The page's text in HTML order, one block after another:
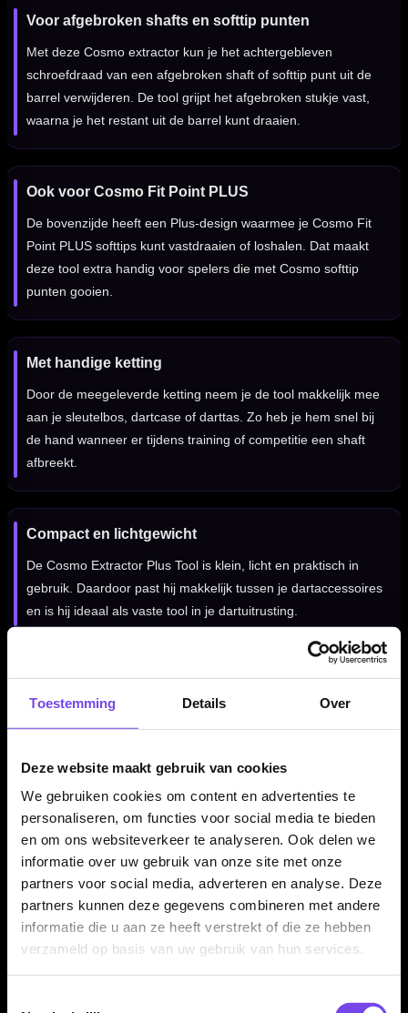
Toestemming Details Over
Deze website maakt gebruik van cookies
We gebruiken cookies om content en advertenties te
personaliseren, om functies voor social media te bieden
en om ons websiteverkeer te analyseren. Ook delen we
informatie over uw gebruik van onze site met onze
partners voor social media, adverteren en analyse. Deze
partners kunnen deze gegevens combineren met andere
informatie die u aan ze heeft verstrekt of die ze hebben
verzameld op basis van uw gebruik van hun services.
Voor afgebroken shafts en softtip punten
Met deze Cosmo extractor kun je het achtergebleven
schroefdraad van een afgebroken shaft of softtip punt uit de
barrel verwijderen. De tool grijpt het afgebroken stukje vast,
waarna je het restant uit de barrel kunt draaien.
Ook voor Cosmo Fit Point PLUS
De bovenzijde heeft een Plus-design waarmee je Cosmo Fit
Point PLUS softtips kunt vastdraaien of loshalen. Dat maakt
deze tool extra handig voor spelers die met Cosmo softtip
punten gooien.
Met handige ketting
Door de meegeleverde ketting neem je de tool makkelijk mee
aan je sleutelbos, dartcase of darttas. Zo heb je hem snel bij
de hand wanneer er tijdens training of competitie een shaft
afbreekt.
Compact en lichtgewicht
De Cosmo Extractor Plus Tool is klein, licht en praktisch in
gebruik. Daardoor past hij makkelijk tussen je dartaccessoires
en is hij ideaal als vaste tool in je dartuitrusting.
Verkrijgbaar in meerdere kleuren
De Cosmo Extractor Plus Tool is verkrijgbaar in Black, Red en
Kenmerken van de Cosmo Extractor Plus Tool with Chain
✓ Compacte extractor tool van Cosmo Darts
✓ Voor het verwijderen van afgebroken shafts en softtip
punten
✓ Ook geschikt voor het vastdraaien van Cosmo Fit Point
PLUS softtips
✓ Met handige ketting voor sleutelbos, dartcase of darttas